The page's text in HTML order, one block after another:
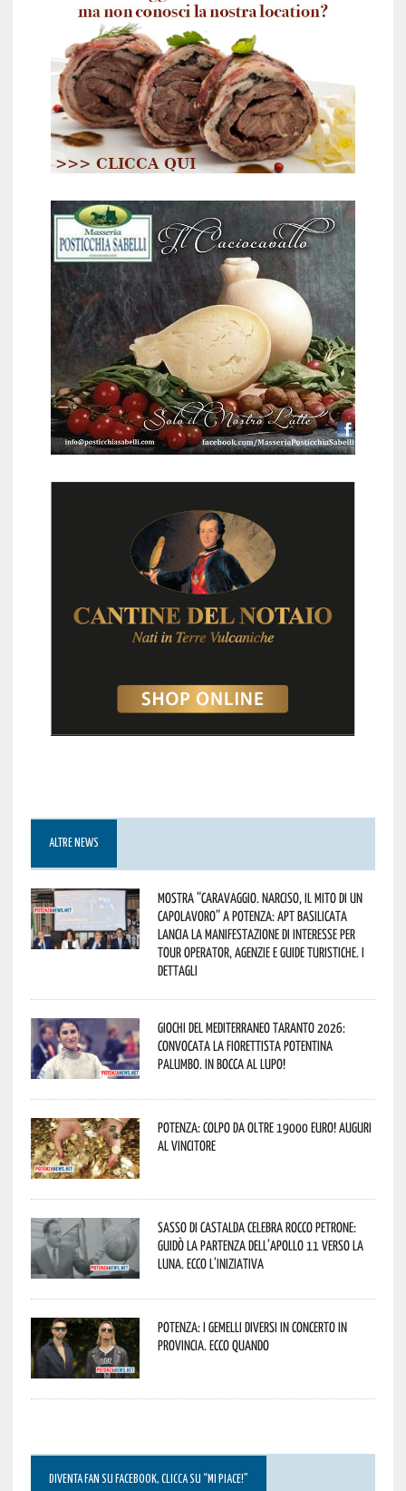
ALTRE NEWS
Mostra “Caravaggio. Narciso, il mito di un
capolavoro” a Potenza: APT Basilicata
lancia la manifestazione di interesse per
Tour Operator, Agenzie e Guide Turistiche. I
dettagli
Giochi del Mediterraneo Taranto 2026:
convocata la fiorettista potentina
Palumbo. In bocca al lupo!
Potenza: colpo da oltre 19000 Euro! Auguri
al vincitore
Sasso di Castalda celebra Rocco Petrone:
guidò la partenza dell’Apollo 11 verso la
Luna. Ecco l’iniziativa
Potenza: i Gemelli DiVersi in concerto in
provincia. Ecco quando
DIVENTA FAN SU FACEBOOK, CLICCA SU “MI PIACE!”